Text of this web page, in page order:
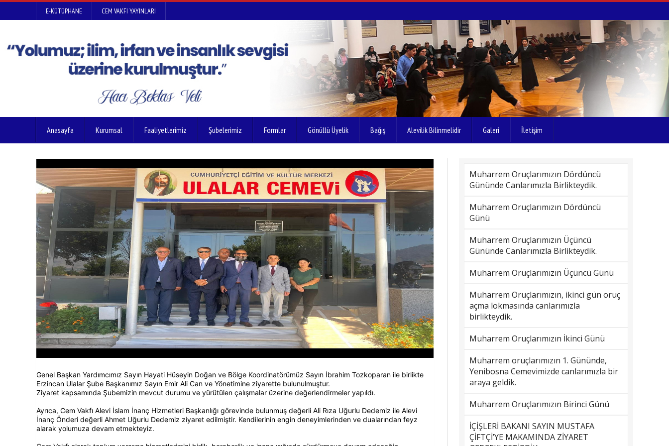
E-KÜTÜPHANE CEM VAKFI YAYINLARI
Anasayfa Kurumsal Faaliyetlerimiz Şubelerimiz Formlar Gönüllü Üyelik Bağış Alevilik Bilinmelidir Galeri İletişim
Genel Başkan Yardımcımız Sayın Hayati Hüseyin Doğan ve Bölge Koordinatörümüz Sayın İbrahim Tozkoparan ile birlikte
Erzincan Ulalar Şube Başkanımız Sayın Emir Ali Can ve Yönetimine ziyarette bulunulmuştur.
Ziyaret kapsamında Şubemizin mevcut durumu ve yürütülen çalışmalar üzerine değerlendirmeler yapıldı.
Ayrıca, Cem Vakfı Alevi İslam İnanç Hizmetleri Başkanlığı görevinde bulunmuş değerli Ali Rıza Uğurlu Dedemiz ile Alevi
İnanç Önderi değerli Ahmet Uğurlu Dedemiz ziyaret edilmiştir. Kendilerinin engin deneyimlerinden ve dualarından feyz
alarak yolumuza devam etmekteyiz.
Muharrem Oruçlarımızın Dördüncü
Gününde Canlarımızla Birlikteydik.
Muharrem Oruçlarımızın Dördüncü
Günü
Muharrem Oruçlarımızın Üçüncü
Gününde Canlarımızla Birlikteydik.
Muharrem Oruçlarımızın Üçüncü Günü
Muharrem Oruçlarımızın, ikinci gün oruç
açma lokmasında canlarımızla
birlikteydik.
Muharrem Oruçlarımızın İkinci Günü
Muharrem oruçlarımızın 1. Gününde,
Yenibosna Cemevimizde canlarımızla bir
araya geldik.
Muharrem Oruçlarımızın Birinci Günü
İÇİŞLERİ BAKANI SAYIN MUSTAFA
ÇİFTÇİ’YE MAKAMINDA ZİYARET